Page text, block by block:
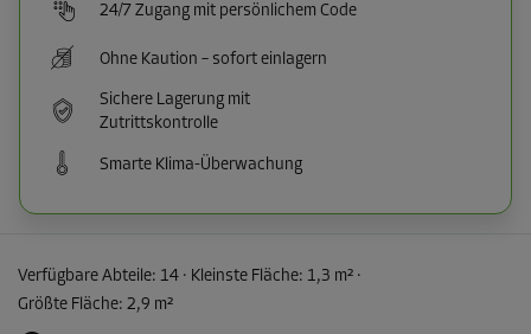
24/7 Zugang mit persönlichem Code
Ohne Kaution – sofort einlagern
Sichere Lagerung mit
Zutrittskontrolle
Smarte Klima-Überwachung
Verfügbare Abteile: 14 · Kleinste Fläche: 1,3 m² ·
Größte Fläche: 2,9 m²